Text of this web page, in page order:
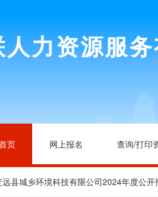
力资源服
页 网上报名 查询/打印
远县城乡环境科技有限公司2024年度公开